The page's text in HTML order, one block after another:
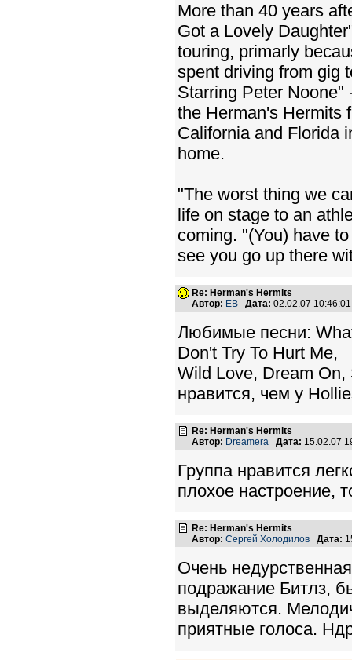
More than 40 years
Got a Lovely
touring, primarly
spent driving from gig
Starring Peter Noone"
the Herman's Hermits
California and Florida
home.
"The worst thing we
life on stage to an
coming. "(You) have
see you go up there
Re: Herman's Hermits
Автор: EB Дата: 02.02.07
Любимые песни:
Don't Try To Hurt Me,
Wild Love, Dream
нравится, чем у
Re: Herman's Hermits
Автор: Dreamera Дата: 15.02.07
Группа нравится
плохое настроение,
Re: Herman's Hermits
Автор: Сергей Холодилов Дата:
Очень
подражание Битлз,
выделяются.
приятные голоса.